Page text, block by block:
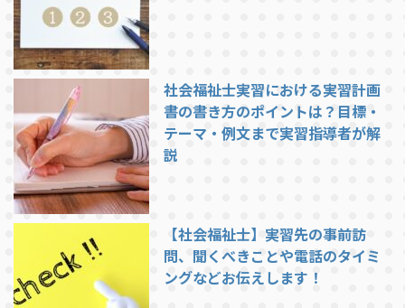
社会福祉士実習における実習計画
書の書き方のポイントは？目標・
テーマ・例文まで実習指導者が解
説
【社会福祉士】実習先の事前訪
問、聞くべきことや電話のタイミ
ングなどお伝えします！